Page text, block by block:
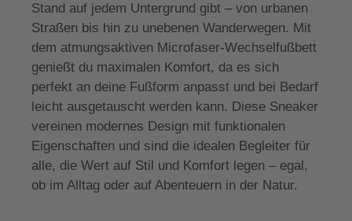
Stand auf jedem Untergrund gibt – von urbanen
Straßen bis hin zu unebenen Wanderwegen. Mit
dem atmungsaktiven Microfaser-Wechselfußbett
genießt du maximalen Komfort, da es sich
perfekt an deine Fußform anpasst und bei Bedarf
leicht ausgetauscht werden kann. Diese Sneaker
vereinen modernes Design mit funktionalen
Eigenschaften und sind die idealen Begleiter für
alle, die Wert auf Stil und Komfort legen – egal,
ob im Alltag oder auf Abenteuern in der Natur.